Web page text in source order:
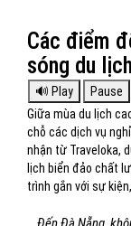
Các điểm
sóng du
Giữa mùa du lịch
chỗ các dịch vụ
nhận từ Traveloka,
lịch biển đảo chất
trình gắn với sự